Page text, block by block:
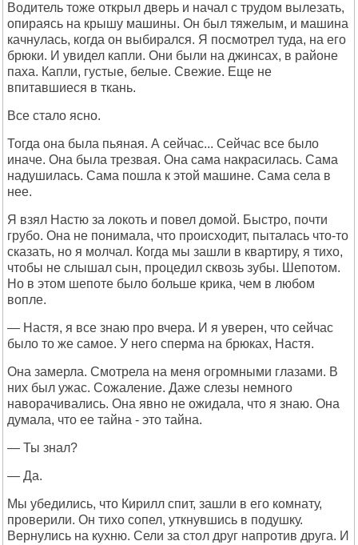
Водитель тоже открыл дверь и начал с трудом вылезать,
опираясь на крышу машины. Он был тяжелым, и машина
качнулась, когда он выбирался. Я посмотрел туда, на его
брюки. И увидел капли. Они были на джинсах, в районе
паха. Капли, густые, белые. Свежие. Еще не
впитавшиеся в ткань.
Все стало ясно.
Тогда она была пьяная. А сейчас... Сейчас все было
иначе. Она была трезвая. Она сама накрасилась. Сама
надушилась. Сама пошла к этой машине. Сама села в
нее.
Я взял Настю за локоть и повел домой. Быстро, почти
грубо. Она не понимала, что происходит, пыталась что-то
сказать, но я молчал. Когда мы зашли в квартиру, я тихо,
чтобы не слышал сын, процедил сквозь зубы. Шепотом.
Но в этом шепоте было больше крика, чем в любом
вопле.
— Настя, я все знаю про вчера. И я уверен, что сейчас
было то же самое. У него сперма на брюках, Настя.
Она замерла. Смотрела на меня огромными глазами. В
них был ужас. Сожаление. Даже слезы немного
наворачивались. Она явно не ожидала, что я знаю. Она
думала, что ее тайна - это тайна.
— Ты знал?
— Да.
Мы убедились, что Кирилл спит, зашли в его комнату,
проверили. Он тихо сопел, уткнувшись в подушку.
Вернулись на кухню. Сели за стол друг напротив друга. И